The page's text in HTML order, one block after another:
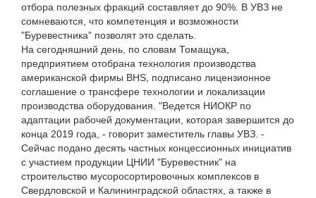
отбора полезных фракций составляет до 90%. В УВЗ не
сомневаются, что компетенция и возможности
"Буревестника" позволят это сделать.
На сегодняшний день, по словам Томащука,
предприятием отобрана технология производства
американской фирмы BHS, подписано лицензионное
соглашение о трансфере технологии и локализации
производства оборудования. "Ведется НИОКР по
адаптации рабочей документации, которая завершится до
конца 2019 года, - говорит заместитель главы УВЗ. -
Сейчас подано десять частных концессионных инициатив
с участием продукции ЦНИИ "Буревестник" на
строительство мусоросортировочных комплексов в
Свердловской и Калининградской областях, а также в